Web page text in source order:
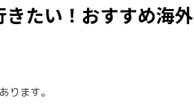
きたい！おすすめ海外
ります。